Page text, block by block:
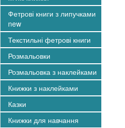
Фетрові книги з липучками
new
Текстильні фетрові книги
Розмальовки
Розмальовка з наклейками
Книжки з наклейками
Казки
Книжки для навчання